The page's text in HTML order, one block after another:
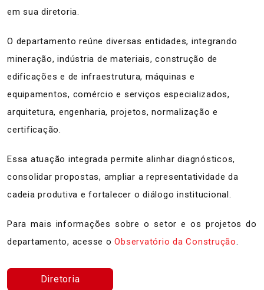
em sua diretoria.
O departamento reúne diversas entidades, integrando
mineração, indústria de materiais, construção de
edificações e de infraestrutura, máquinas e
equipamentos, comércio e serviços especializados,
arquitetura, engenharia, projetos, normalização e
certificação.
Essa atuação integrada permite alinhar diagnósticos,
consolidar propostas, ampliar a representatividade da
cadeia produtiva e fortalecer o diálogo institucional.
Para mais informações sobre o setor e os projetos do
departamento, acesse oObservatório da Construção.
Diretoria